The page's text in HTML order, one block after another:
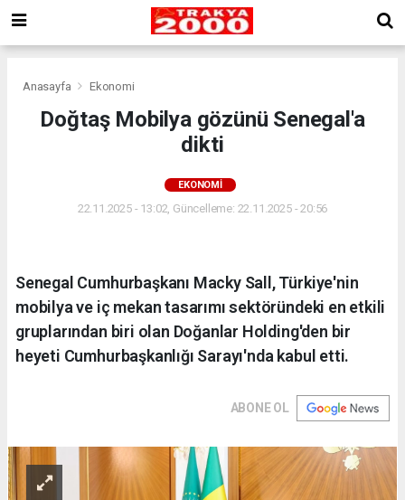
Anasayfa Ekonomi
Doğtaş Mobilya gözünü Senegal'a
dikti
EKONOMI
22.11.2025 - 13:02, Güncelleme: 22.11.2025 - 20:56
Senegal Cumhurbaşkanı Macky Sall, Türkiye'nin
mobilya ve iç mekan tasarımı sektöründeki en etkili
gruplarından biri olan Doğanlar Holding'den bir
heyeti Cumhurbaşkanlığı Sarayı'nda kabul etti.
ABONE OL